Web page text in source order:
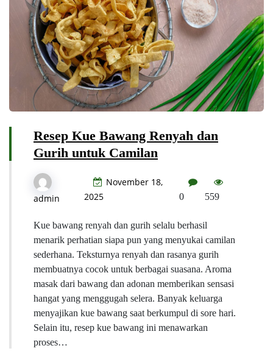
Resep Kue Bawang Renyah dan
Gurih untuk Camilan
admin
November 18,
2025
0 559
Kue bawang renyah dan gurih selalu berhasil
menarik perhatian siapa pun yang menyukai camilan
sederhana. Teksturnya renyah dan rasanya gurih
membuatnya cocok untuk berbagai suasana. Aroma
masak dari bawang dan adonan memberikan sensasi
hangat yang menggugah selera. Banyak keluarga
menyajikan kue bawang saat berkumpul di sore hari.
Selain itu, resep kue bawang ini menawarkan
proses…